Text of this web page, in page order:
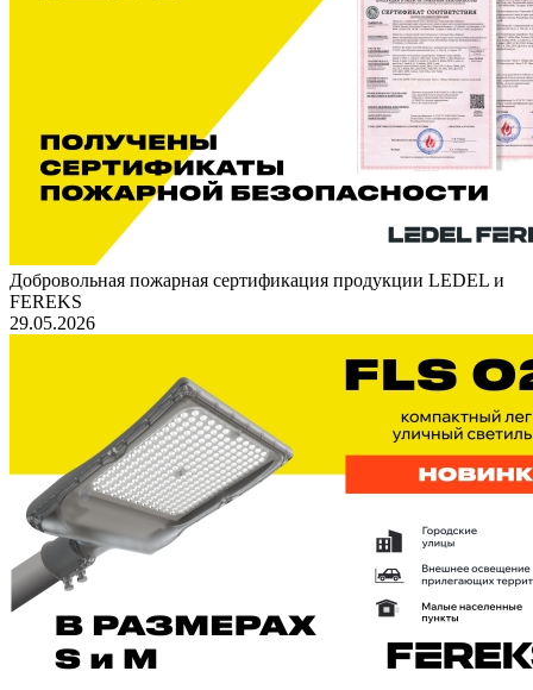
Добровольная пожарная сертификация продукции LEDEL и
FEREKS
29.05.2026